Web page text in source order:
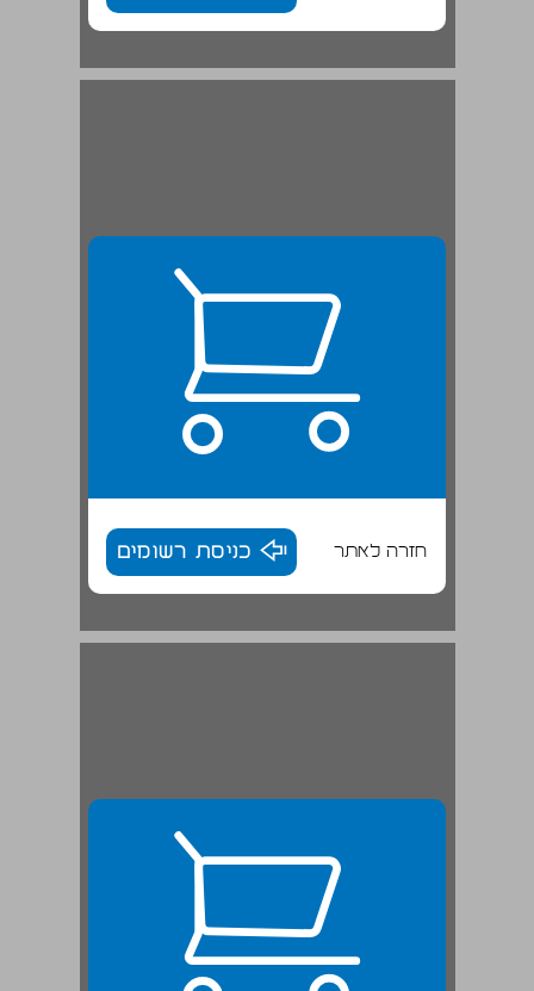
חזרה לאתר כניסת רשומים